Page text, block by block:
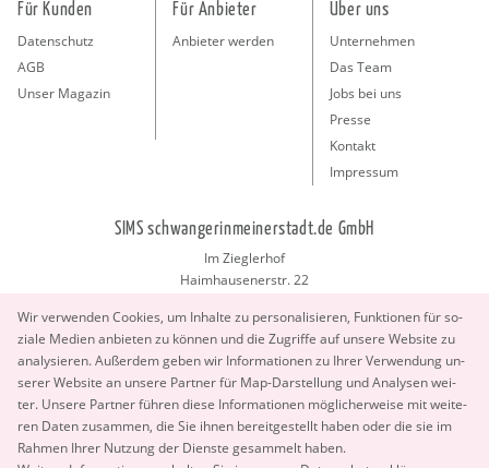
Wir ver­wen­den Coo­kies, um In­hal­te zu per­so­na­li­sie­ren, Funk­tio­nen für so­
zia­le Me­di­en an­bie­ten zu kön­nen und die Zu­grif­fe auf un­se­re Web­site zu
ana­ly­sie­ren. Au­ßer­dem geben wir In­for­ma­tio­nen zu Ihrer Ver­wen­dung un­
se­rer Web­site an un­se­re Part­ner für Map-Dar­stel­lung und Ana­ly­sen wei­
ter. Un­se­re Part­ner füh­ren diese In­for­ma­tio­nen mög­li­cher­wei­se mit wei­te­
ren Daten zu­sam­men, die Sie ihnen be­reit­ge­stellt haben oder die sie im
Rah­men Ihrer Nut­zung der Diens­te ge­sam­melt haben.
Für Kunden
Datenschutz
AGB
Unser Magazin
Für Anbieter
Anbieter werden
Über uns
Unternehmen
Das Team
Jobs bei uns
Presse
Kontakt
Impressum
SIMS schwangerinmeinerstadt.de GmbH
Im Zieglerhof
Haimhausenerstr. 22
info@schwangerinmeinerstadt.de